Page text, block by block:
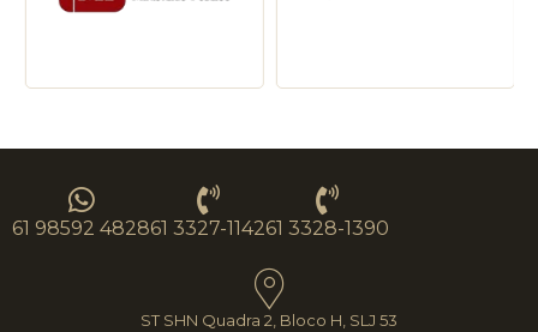
61 98592 482861 3327-114261 3328-1390
ST SHN Quadra 2, Bloco H, SLJ 53